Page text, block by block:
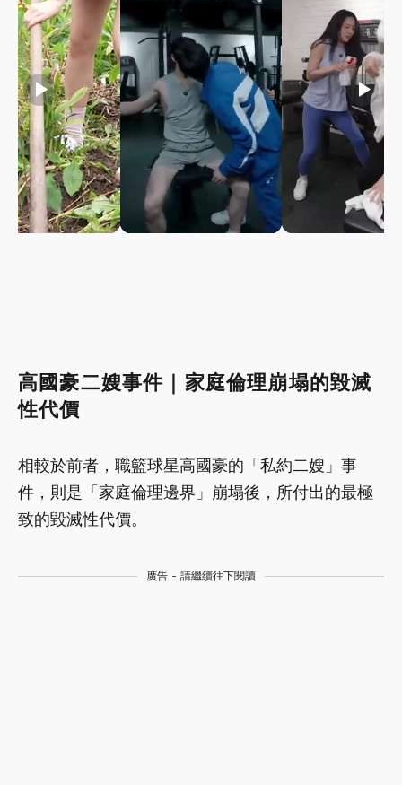
play_arrow play_arrow play_arrow
高國豪二嫂事件｜家庭倫理崩塌的毀滅
性代價
相較於前者，職籃球星高國豪的「私約二嫂」事
件，則是「家庭倫理邊界」崩塌後，所付出的最極
致的毀滅性代價。
廣告 - 請繼續往下閱讀